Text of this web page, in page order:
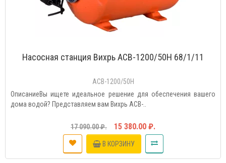
Насосная станция Вихрь АСВ-1200/50Н 68/1/11
АСВ-1200/50Н
ОписаниеВы ищете идеальное решение для обеспечения вашего
дома водой? Представляем вам Вихрь АСВ-..
17 090.00 ₽. 15 380.00 ₽.
В КОРЗИНУ